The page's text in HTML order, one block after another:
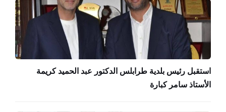
استقبل رئيس بلدية طرابلس الدكتور عبد الحميد كريمة
الأستاذ سامر كبارة